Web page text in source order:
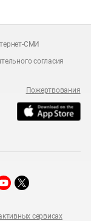
СМИ
согласия
Пожертвования
сервисах